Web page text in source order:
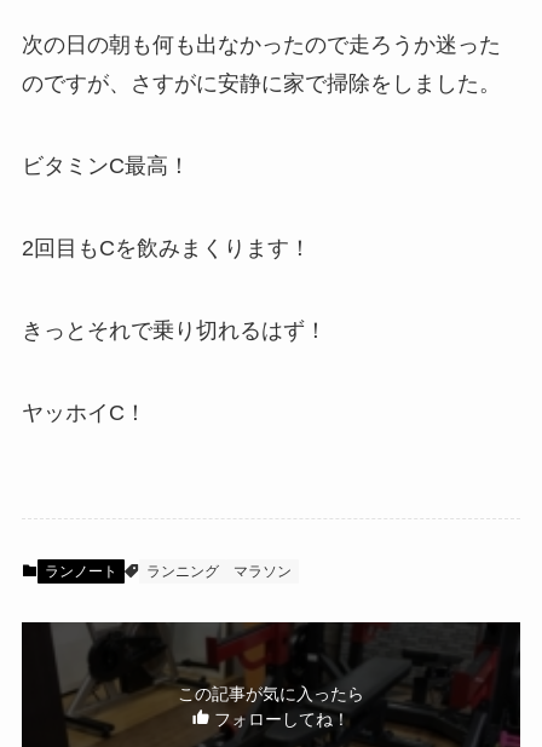
次の日の朝も何も出なかったので走ろうか迷った
のですが、さすがに安静に家で掃除をしました。
ビタミンC最高！
2回目もCを飲みまくります！
きっとそれで乗り切れるはず！
ヤッホイC！
ランノート ランニング マラソン
この記事が気に入ったら
フォローしてね！